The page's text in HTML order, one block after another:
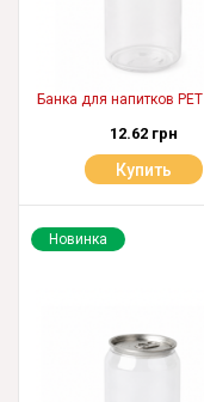
Банка для напитков
12.62 грн
Купить
Новинка